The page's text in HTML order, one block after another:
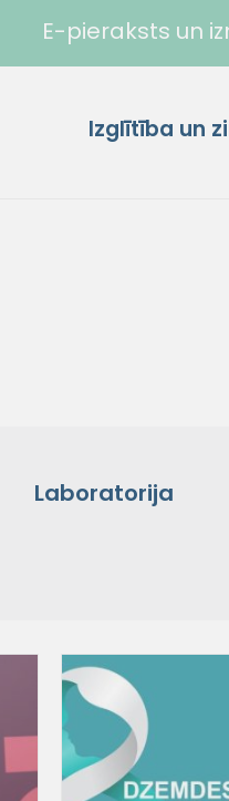
E-pieraksts un
Izglītība un
Laboratorija